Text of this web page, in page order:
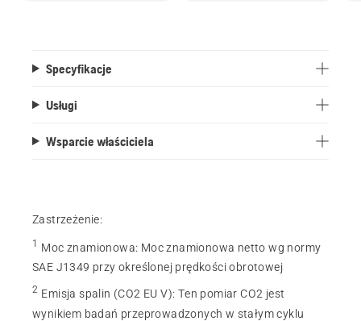
Specyfikacje
Usługi
Wsparcie właściciela
Zastrzeżenie:
1 Moc znamionowa: Moc znamionowa netto wg normy
SAE J1349 przy określonej prędkości obrotowej
2 Emisja spalin (CO2 EU V): Ten pomiar CO2 jest
wynikiem badań przeprowadzonych w stałym cyklu